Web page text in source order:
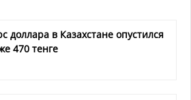
доллара в Казахстане опустился
470 тенге